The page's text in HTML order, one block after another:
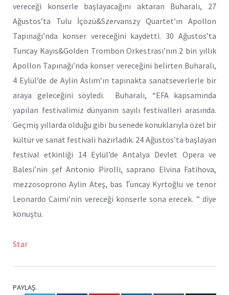
vereceği konserle başlayacağını aktaran Buharalı, 27
Ağustos’ta Tulu İçözü&Szervanszy Quartet’ın Apollon
Tapınağı’nda konser vereceğini kaydetti. 30 Ağustos’ta
Tuncay Kayıs&Golden Trombon Orkestrası’nın 2 bin yıllık
Apollon Tapınağı’nda konser vereceğini belirten Buharalı,
4 Eylül’de de Aylin Aslım’ın tapınakta sanatseverlerle bir
araya geleceğini söyledi. Buharalı, “EFA kapsamında
yapılan festivalimiz dünyanın sayılı festivalleri arasında.
Geçmiş yıllarda olduğu gibi bu senede konuklarıyla özel bir
kültür ve sanat festivali hazırladık. 24 Ağustos’ta başlayan
festival etkinliği 14 Eylül’de Antalya Devlet Opera ve
Balesi’nin şef Antonio Pirolli, saprano Elvina Fatihova,
mezzosoprono Aylin Ateş, bas Tuncay Kyrtoğlu ve tenor
Leonardo Caimi’nin vereceği konserle sona erecek. ” diye
konuştu.
Star
PAYLAŞ.